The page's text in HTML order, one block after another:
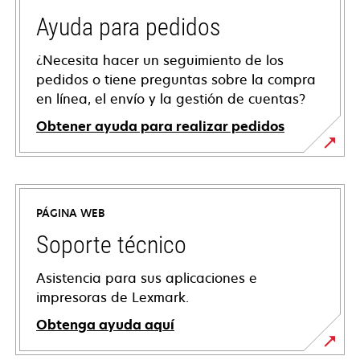
Ayuda para pedidos
¿Necesita hacer un seguimiento de los
pedidos o tiene preguntas sobre la compra
en línea, el envío y la gestión de cuentas?
Obtener ayuda para realizar pedidos
PÁGINA WEB
Soporte técnico
Asistencia para sus aplicaciones e
impresoras de Lexmark.
Obtenga ayuda aquí